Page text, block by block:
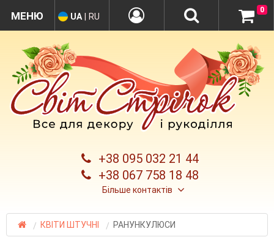
+38 095 032 21 44
+38 067 758 18 48
Більше контактів
UA RU
0
КВІТИ ШТУЧНІ РАНУНКУЛЮСИ